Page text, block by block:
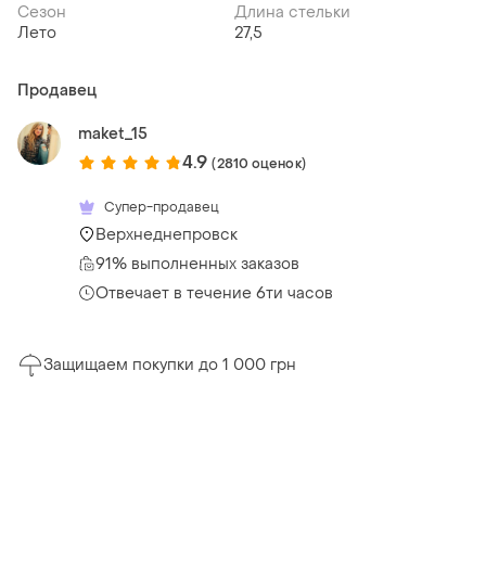
Сезон
Лето
Длина стельки
27,5
Продавец
maket_15
4.9 (2810 оценок)
Супер-продавец
Верхнеднепровск
91% выполненных заказов
Отвечает в течение 6ти часов
Защищаем покупки до 1 000 грн